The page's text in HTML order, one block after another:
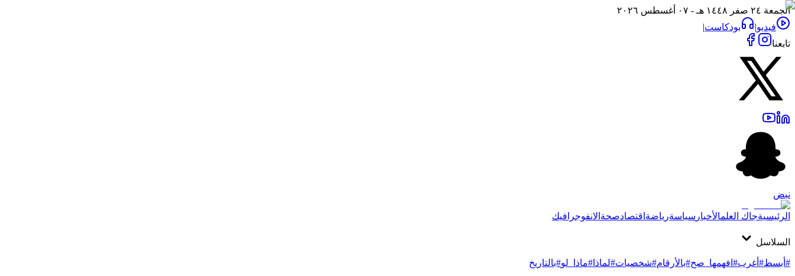
الجمعة ٢٤ صفر ١٤٤٨ هـ - ٠٧ أغسطس ٢٠٢٦
فيديو| بودكاست|
تابعنا
نبض
الرئيسيةجاك العلمالأخبار سياسةرياضة اقتصادصحة الانفوجرافيك
السلاسل
#أبسط#أغرب#افهمها_صح#بالأرقام#شخصيات#لماذا #ماذا_لو#بالتاريخ